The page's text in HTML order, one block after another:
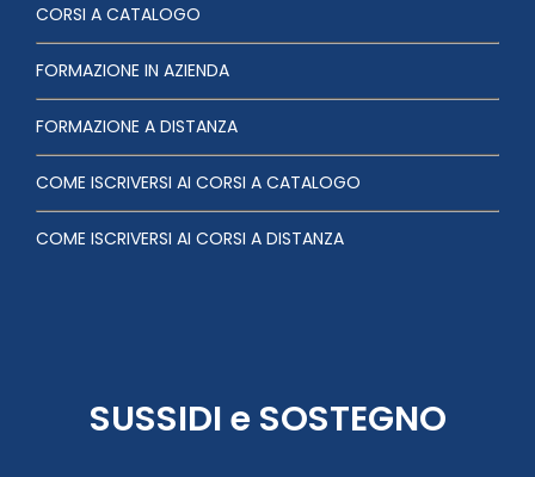
CORSI A CATALOGO
FORMAZIONE IN AZIENDA
FORMAZIONE A DISTANZA
COME ISCRIVERSI AI CORSI A CATALOGO
COME ISCRIVERSI AI CORSI A DISTANZA
SUSSIDI e SOSTEGNO